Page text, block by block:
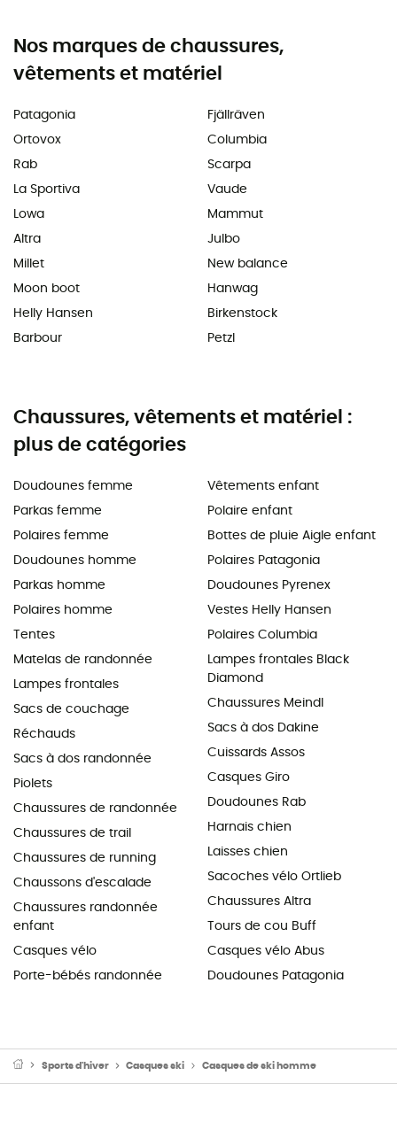
Nos marques de chaussures,
vêtements et matériel
Patagonia
Ortovox
Rab
La Sportiva
Lowa
Altra
Millet
Moon boot
Helly Hansen
Barbour
Fjällräven
Columbia
Scarpa
Vaude
Mammut
Julbo
New balance
Hanwag
Birkenstock
Petzl
Chaussures, vêtements et matériel :
plus de catégories
Doudounes femme
Parkas femme
Polaires femme
Doudounes homme
Parkas homme
Polaires homme
Tentes
Matelas de randonnée
Lampes frontales
Sacs de couchage
Réchauds
Sacs à dos randonnée
Piolets
Chaussures de randonnée
Chaussures de trail
Chaussures de running
Chaussons d'escalade
Chaussures randonnée
enfant
Casques vélo
Porte-bébés randonnée
Vêtements enfant
Polaire enfant
Bottes de pluie Aigle enfant
Polaires Patagonia
Doudounes Pyrenex
Vestes Helly Hansen
Polaires Columbia
Lampes frontales Black
Diamond
Chaussures Meindl
Sacs à dos Dakine
Cuissards Assos
Casques Giro
Doudounes Rab
Harnais chien
Laisses chien
Sacoches vélo Ortlieb
Chaussures Altra
Tours de cou Buff
Casques vélo Abus
Doudounes Patagonia
Sports d'hiver Casques ski Casques de ski homme